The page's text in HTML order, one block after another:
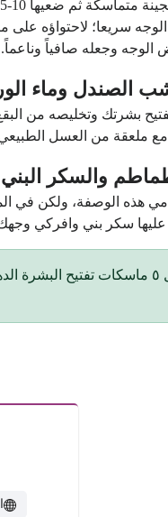
10-15 دقيقة على وجهك ثم اغسليه.
سريعا؛ لاحتواؤه على
الوجه وجعله صافياً وناعماً.
بشرتك وتخليصه من
الطبيعي، وبعدها قومي
هذه الوصفة، ولكن في
وجهك بها واتركي الخليط لمدة 15
قدمنا لكي في هذه المقالة افضل ٥